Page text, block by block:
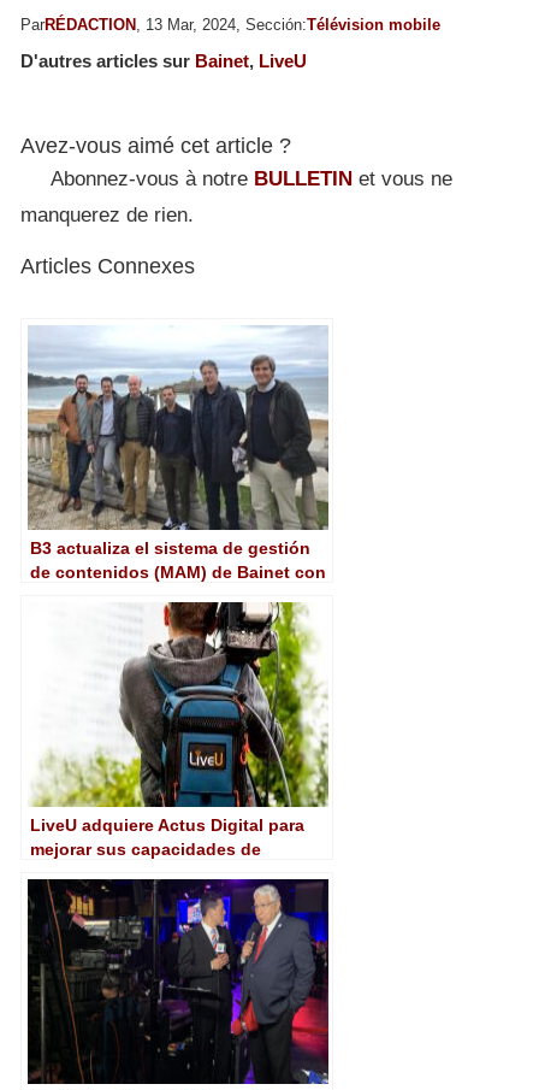
ParRÉDACTION , 13 Mar, 2024, Sección:Télévision mobile
D'autres articles sur Bainet, LiveU
Avez-vous aimé cet article ?
Abonnez-vous à notre BULLETIN et vous ne
manquerez de rien.
Articles Connexes
B3 actualiza el sistema de gestión
de contenidos (MAM) de Bainet con
LiveU adquiere Actus Digital para
mejorar sus capacidades de